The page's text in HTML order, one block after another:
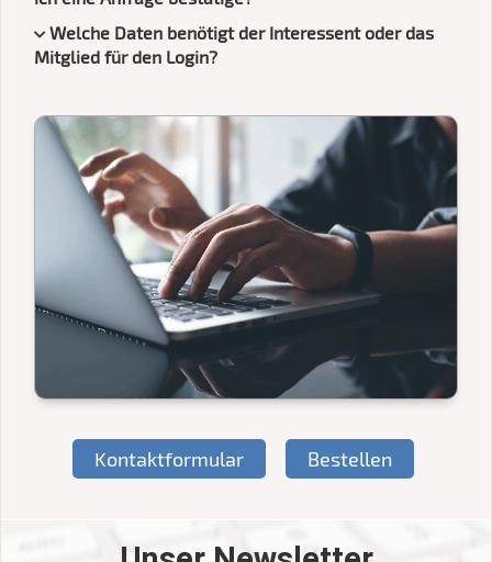
Welche Daten benötigt der Interessent oder das
Mitglied für den Login?
Kontaktformular Bestellen